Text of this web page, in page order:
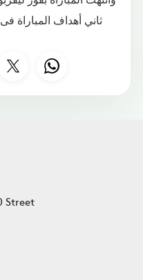
Street